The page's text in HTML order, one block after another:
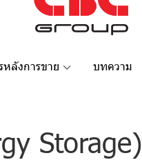
หลังการขาย บทความ
Storage)